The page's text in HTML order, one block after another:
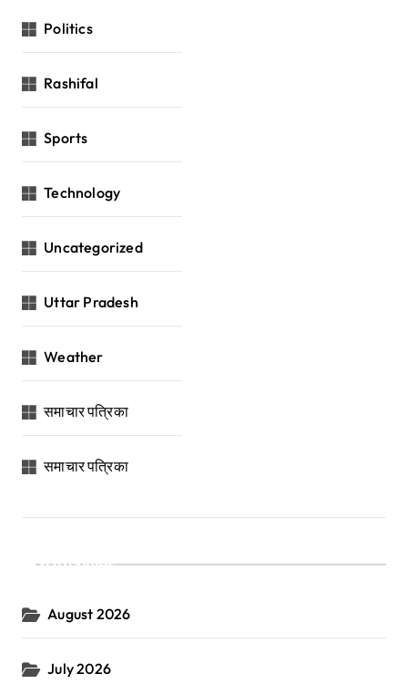
Politics
Rashifal
Sports
Technology
Uncategorized
Uttar Pradesh
Weather
समाचार पत्रिका
समाचार पत्रिका
Archives
August 2026
July 2026